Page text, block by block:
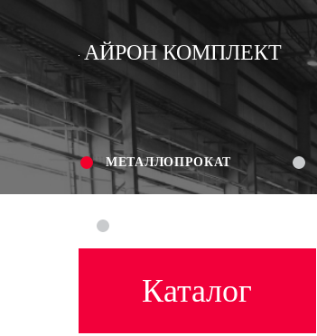
АЙРОН КОМПЛЕКТ
МЕТАЛЛОПРОКАТ
Каталог